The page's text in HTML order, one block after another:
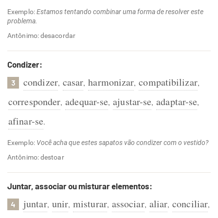
Exemplo:Estamos tentando combinar uma forma de resolver este
problema.
Antônimo: desacordar
Condizer:
3 condizer, casar, harmonizar, compatibilizar,
corresponder, adequar-se, ajustar-se, adaptar-se,
afinar-se.
Exemplo: Você acha que estes sapatos vão condizer com o vestido?
Antônimo: destoar
Juntar, associar ou misturar elementos:
4 juntar, unir, misturar, associar, aliar, conciliar,